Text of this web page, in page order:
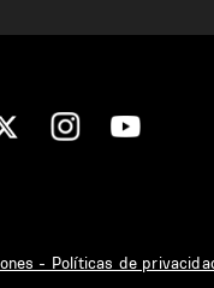
- Políticas de